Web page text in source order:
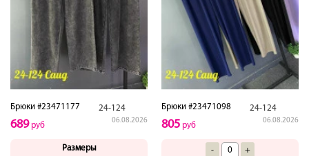
Брюки #23471177 24-124
06.08.2026
689руб
Размеры
Брюки #23471098 24-124
06.08.2026
805 руб
- +